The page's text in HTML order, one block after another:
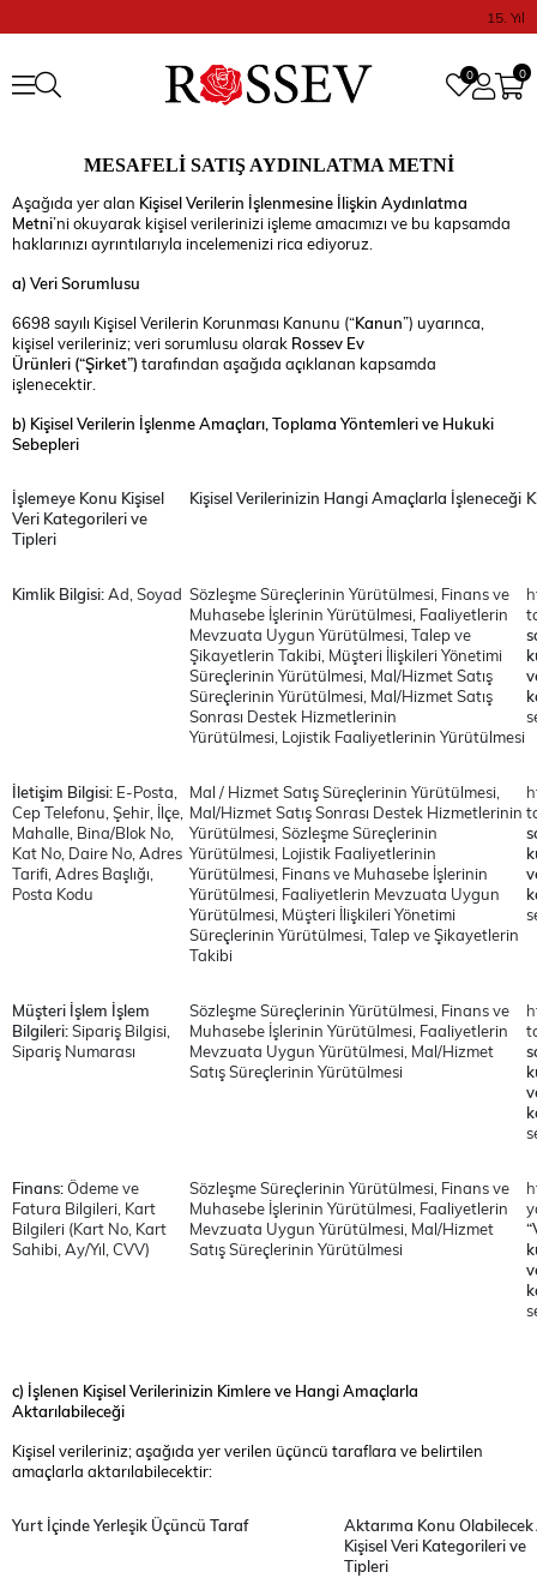
15. Yıl
0
0
MESAFELİ SATIŞ AYDINLATMA METNİ
Aşağıda yer alan Kişisel Verilerin İşlenmesine İlişkin Aydınlatma
Metni’ni okuyarak kişisel verilerinizi işleme amacımızı ve bu kapsamda
haklarınızı ayrıntılarıyla incelemenizi rica ediyoruz.
a) Veri Sorumlusu
6698 sayılı Kişisel Verilerin Korunması Kanunu (“Kanun”) uyarınca,
kişisel verileriniz; veri sorumlusu olarak Rossev Ev
Ürünleri (“Şirket”) tarafından aşağıda açıklanan kapsamda
işlenecektir.
b) Kişisel Verilerin İşlenme Amaçları, Toplama Yöntemleri ve Hukuki
Sebepleri
İşlemeye Konu Kişisel
Veri Kategorileri ve
Tipleri
Kişisel Verilerinizin Hangi Amaçlarla İşleneceği
Kimlik Bilgisi:Ad, Soyad Sözleşme Süreçlerinin Yürütülmesi, Finans ve
Muhasebe İşlerinin Yürütülmesi, Faaliyetlerin
Mevzuata Uygun Yürütülmesi, Talep ve
Şikayetlerin Takibi, Müşteri İlişkileri Yönetimi
Süreçlerinin Yürütülmesi, Mal/Hizmet Satış
Süreçlerinin Yürütülmesi, Mal/Hizmet Satış
Sonrası Destek Hizmetlerinin
Yürütülmesi, Lojistik Faaliyetlerinin Yürütülmesi
İletişim Bilgisi: E-Posta,
Cep Telefonu, Şehir, İlçe,
Mahalle, Bina/Blok No,
Kat No, Daire No, Adres
Tarifi, Adres Başlığı,
Posta Kodu
Mal / Hizmet Satış Süreçlerinin Yürütülmesi,
Mal/Hizmet Satış Sonrası Destek Hizmetlerinin
Yürütülmesi, Sözleşme Süreçlerinin
Yürütülmesi, Lojistik Faaliyetlerinin
Yürütülmesi, Finans ve Muhasebe İşlerinin
Yürütülmesi, Faaliyetlerin Mevzuata Uygun
Yürütülmesi, Müşteri İlişkileri Yönetimi
Süreçlerinin Yürütülmesi, Talep ve Şikayetlerin
Takibi
Müşteri İşlem İşlem
Bilgileri:Sipariş Bilgisi,
Sipariş Numarası
Sözleşme Süreçlerinin Yürütülmesi, Finans ve
Muhasebe İşlerinin Yürütülmesi, Faaliyetlerin
Mevzuata Uygun Yürütülmesi, Mal/Hizmet
Satış Süreçlerinin Yürütülmesi
Finans:Ödeme ve
Fatura Bilgileri, Kart
Bilgileri (Kart No, Kart
Sahibi, Ay/Yıl, CVV)
Sözleşme Süreçlerinin Yürütülmesi, Finans ve
Muhasebe İşlerinin Yürütülmesi, Faaliyetlerin
Mevzuata Uygun Yürütülmesi, Mal/Hizmet
Satış Süreçlerinin Yürütülmesi
c) İşlenen Kişisel Verilerinizin Kimlere ve Hangi Amaçlarla
Aktarılabileceği
Kişisel verileriniz; aşağıda yer verilen üçüncü taraflara ve belirtilen
amaçlarla aktarılabilecektir:
Yurt İçinde Yerleşik Üçüncü Taraf
Aktarıma Konu Olabilecek
Kişisel Veri Kategorileri ve
Tipleri